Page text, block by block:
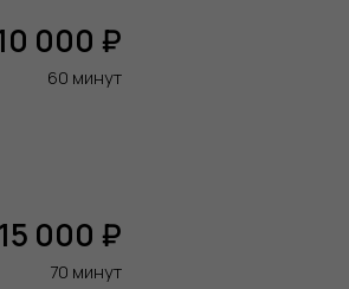
000 ₽
60 минут
15 000 ₽
70 минут